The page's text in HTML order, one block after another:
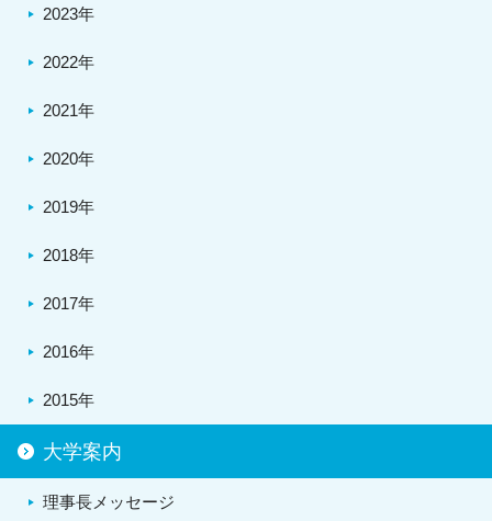
2023年
2022年
2021年
2020年
2019年
2018年
2017年
2016年
2015年
大学案内
理事長メッセージ